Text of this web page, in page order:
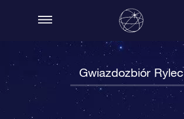
Gwiazdozbiór Rylec